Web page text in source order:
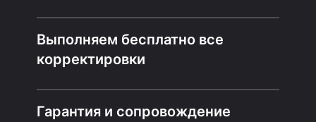
Выполняем бесплатно все
корректировки
Гарантия и сопровождение